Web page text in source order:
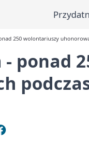
250 wolontariuszy
- ponad